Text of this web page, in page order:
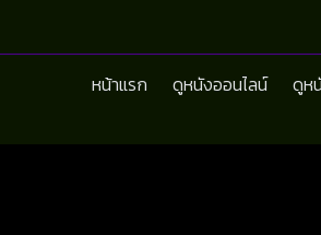
หน้าแรก ดูหนังออนไลน์ ดูห